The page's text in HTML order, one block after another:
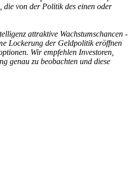
die von der Politik des einen oder
attraktive Wachstumschancen -
Lockerung der Geldpolitik eröffnen
Wir empfehlen Investoren,
genau zu beobachten und diese